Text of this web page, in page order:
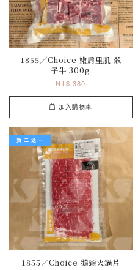
1855／Choice 嫩肩里肌 骰
子牛 300g
NT$ 380
加入購物車
買 二 送 一
1855／Choice 鵝頸火鍋片